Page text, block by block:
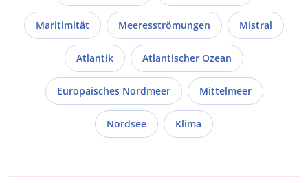
Maritimität Meeresströmungen Mistral
Atlantik Atlantischer Ozean
Europäisches Nordmeer Mittelmeer
Nordsee Klima